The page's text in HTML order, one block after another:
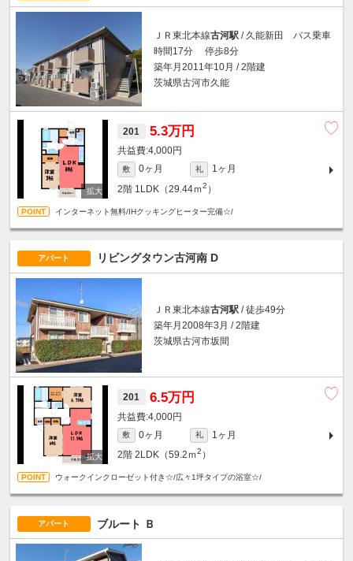
ＪＲ東北本線古河駅 / 久能新田 バス乗車
時間17分 停歩8分
築年月2011年10月 / 2階建
茨城県古河市久能
201 5.3万円
4,000円
敷 0ヶ月 礼
1ヶ月
2階 1LDK（29.44ｍ2 ）
インターネット無料/IHクッキングヒーター完備☆/
アパート リビングタウン古河南 D
ＪＲ東北本線古河駅 / 徒歩49分
築年月2008年3月 / 2階建
茨城県古河市坂間
201 6.5万円
4,000円
敷 0ヶ月 礼
1ヶ月
2階 2LDK（59.2ｍ2 ）
ウォークインクローゼット付き☆/広々1坪タイプの浴室☆/
アパート ブルート Ｂ